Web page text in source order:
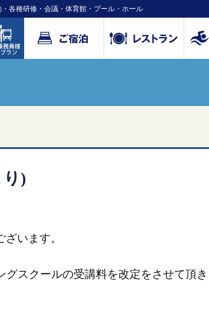
各種研修・会議・体育館・プール・ホール
)
います。
スクールの受講料を改定をさせて頂き